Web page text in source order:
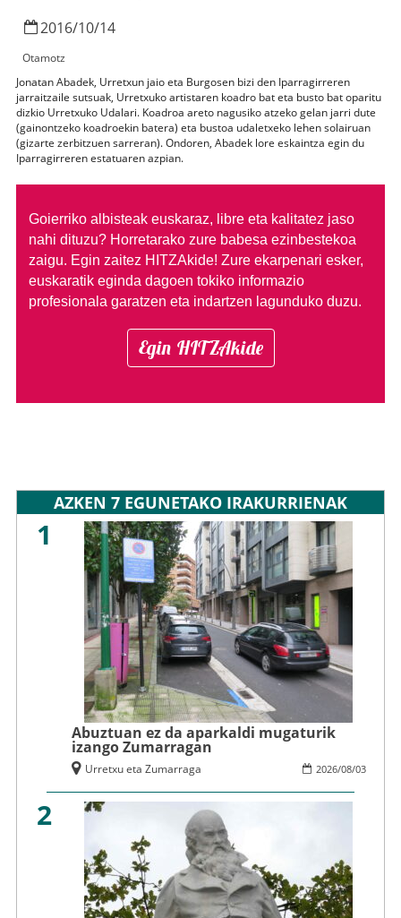
2016/10/14
Otamotz
Jonatan Abadek, Urretxun jaio eta Burgosen bizi den Iparragirreren
jarraitzaile sutsuak, Urretxuko artistaren koadro bat eta busto bat oparitu
dizkio Urretxuko Udalari. Koadroa areto nagusiko atzeko gelan jarri dute
(gainontzeko koadroekin batera) eta bustoa udaletxeko lehen solairuan
(gizarte zerbitzuen sarreran). Ondoren, Abadek lore eskaintza egin du
Iparragirreren estatuaren azpian.
Goierriko albisteak euskaraz, libre eta kalitatez jaso
nahi dituzu? Horretarako zure babesa ezinbestekoa
zaigu. Egin zaitez HITZAkide! Zure ekarpenari esker,
euskaratik eginda dagoen tokiko informazio
profesionala garatzen eta indartzen lagunduko duzu.
Egin HITZAkide
AZKEN 7 EGUNETAKO IRAKURRIENAK
1
Abuztuan ez da aparkaldi mugaturik
izango Zumarragan
2026/08/03
Urretxu eta Zumarraga
2